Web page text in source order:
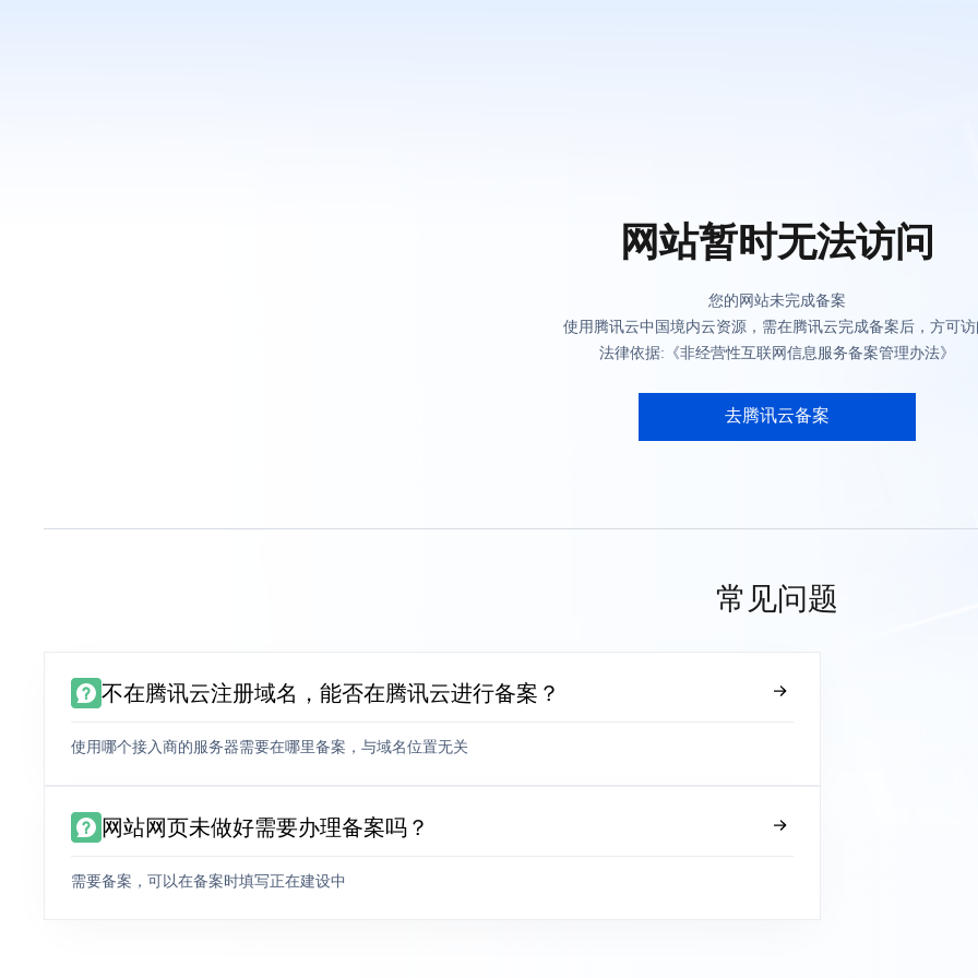
网站暂时无法访问
您的网站未完成备案
使用腾讯云中国境内云资源，需在腾讯云完成备案后，方可
法律依据:《非经营性互联网信息服务备案管理办法》
去腾讯云备案
常见问题
不在腾讯云注册域名，能否在腾讯云进行备案？
使用哪个接入商的服务器需要在哪里备案，与域名位置无关
网站网页未做好需要办理备案吗？
需要备案，可以在备案时填写正在建设中